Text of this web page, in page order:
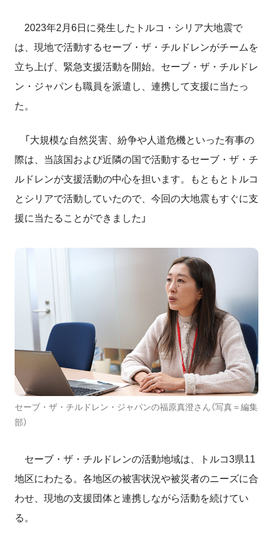
2023年2月6日に発生したトルコ・シリア大地震で
は、現地で活動するセーブ・ザ・チルドレンがチームを
立ち上げ、緊急支援活動を開始。セーブ・ザ・チルドレ
ン・ジャパンも職員を派遣し、連携して支援に当たっ
た。
「大規模な自然災害、紛争や人道危機といった有事の
際は、当該国および近隣の国で活動するセーブ・ザ・チ
ルドレンが支援活動の中心を担います。もともとトルコ
とシリアで活動していたので、今回の大地震もすぐに支
援に当たることができました」
セーブ・ザ・チルドレン・ジャパンの福原真澄さん（写真＝編集
部）
セーブ・ザ・チルドレンの活動地域は、トルコ3県11
地区にわたる。各地区の被害状況や被災者のニーズに合
わせ、現地の支援団体と連携しながら活動を続けてい
る。